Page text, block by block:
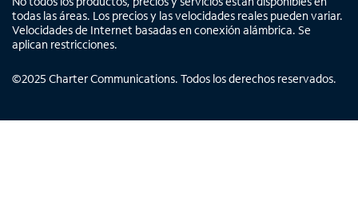
todas las áreas. Los precios y las velocidades reales pueden variar.
Velocidades de Internet basadas en conexión alámbrica. Se
aplican restricciones.
©2025 Charter Communications. Todos los derechos reservados.